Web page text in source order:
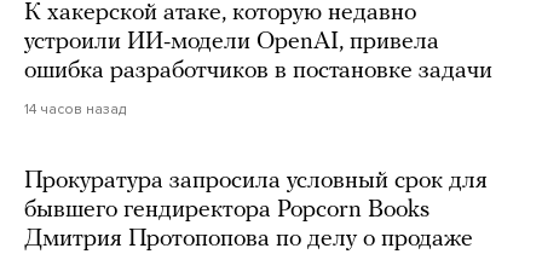
К хакерской атаке, которую недавно
устроили ИИ-модели OpenAI, привела
ошибка разработчиков в постановке задачи
14 часов назад
Прокуратура запросила условный срок для
бывшего гендиректора Popcorn Books
Дмитрия Протопопова по делу о продаже